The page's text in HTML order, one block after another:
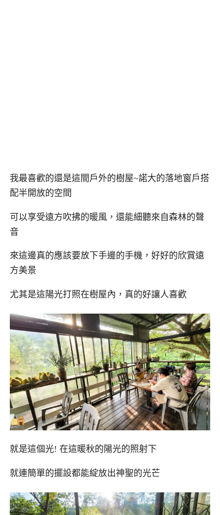
我最喜歡的還是這間戶外的樹屋~諾大的落地窗戶搭
配半開放的空間
可以享受遠方吹拂的暖風，還能細聽來自森林的聲
音
來這邊真的應該要放下手邊的手機，好好的欣賞遠
方美景
尤其是這陽光打照在樹屋內，真的好讓人喜歡
就是這個光! 在這暖秋的陽光的照射下
就連簡單的擺設都能綻放出神聖的光芒